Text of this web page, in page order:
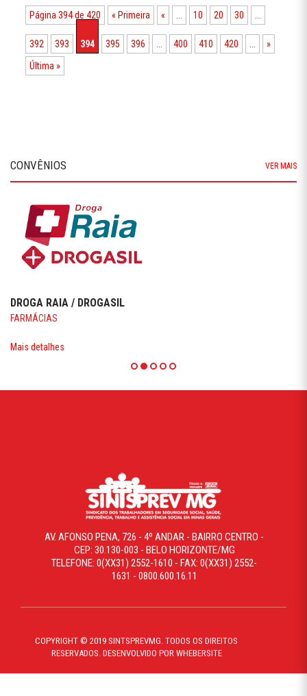
Página 394 de 420 « Primeira « 10 20 30
392 393 394 395 396 400 410 420
»
Última »
CONVÊNIOS VER MAIS
DROGA RAIA / DROGASIL
FARMÁCIAS
Mais detalhes
AV. AFONSO PENA, 726 - 4º ANDAR - BAIRRO CENTRO -
CEP: 30.130-003 - BELO HORIZONTE/MG
TELEFONE: 0(XX31) 2552-1610 - FAX: 0(XX31) 2552-
1631 - 0800.600.16.11
COPYRIGHT © 2019 SINTSPREVMG. TODOS OS DIREITOS
RESERVADOS. DESENVOLVIDO POR WHEBERSITE